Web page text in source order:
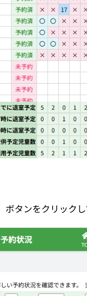
タンをクリックし